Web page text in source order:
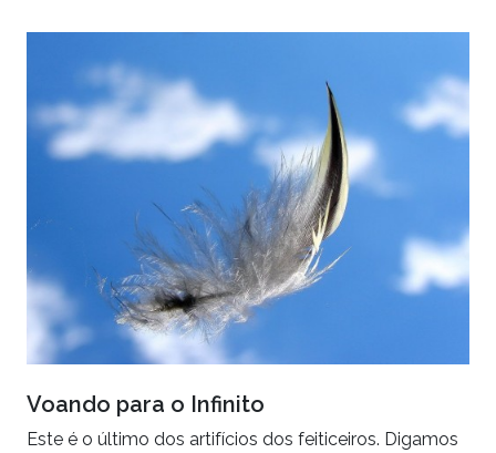
Voando para o Infinito
Este é o último dos artifícios dos feiticeiros. Digamos